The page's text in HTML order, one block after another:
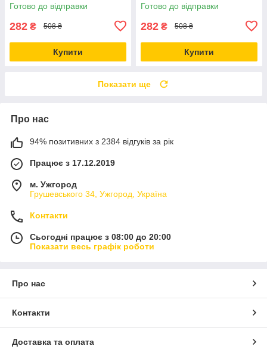
Готово до відправки
282 ₴ 508 ₴
Купити
Готово до відправки
282 ₴ 508 ₴
Купити
Показати ще
Про нас
94% позитивних з 2384 відгуків за рік
Працює з 17.12.2019
м. Ужгород
Грушевського 34, Ужгород, Україна
Контакти
Сьогодні працює з 08:00 до 20:00
Показати весь графік роботи
Про нас
Контакти
Доставка та оплата